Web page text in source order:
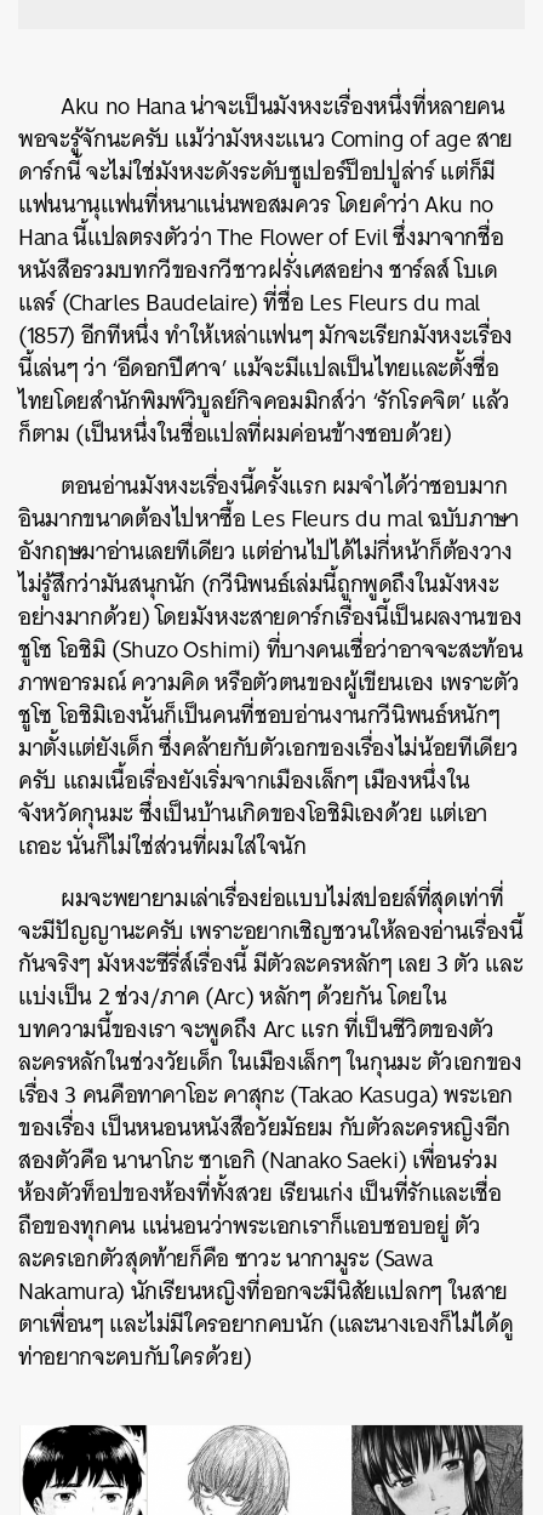
Aku no Hana น่าจะเป็นมังหงะเรื่องหนึ่งที่หลายคน
พอจะรู้จักนะครับ แม้ว่ามังหงะแนว Coming of age สาย
ดาร์กนี้ จะไม่ใช่มังหงะดังระดับซูเปอร์ป็อปปูล่าร์ แต่ก็มี
แฟนนานุแฟนที่หนาแน่นพอสมควร โดยคำว่า Aku no
Hana นี้แปลตรงตัวว่า The Flower of Evil ซึ่งมาจากชื่อ
หนังสือรวมบทกวีของกวีชาวฝรั่งเศสอย่าง ชาร์ลส์ โบเด
แลร์ (Charles Baudelaire) ที่ชื่อ Les Fleurs du mal
(1857) อีกทีหนึ่ง ทำให้เหล่าแฟนๆ มักจะเรียกมังหงะเรื่อง
นี้เล่นๆ ว่า ‘อีดอกปีศาจ’ แม้จะมีแปลเป็นไทยและตั้งชื่อ
ไทยโดยสำนักพิมพ์วิบูลย์กิจคอมมิกส์ว่า ‘รักโรคจิต’ แล้ว
ก็ตาม (เป็นหนึ่งในชื่อแปลที่ผมค่อนข้างชอบด้วย)
ตอนอ่านมังหงะเรื่องนี้ครั้งแรก ผมจำได้ว่าชอบมาก
อินมากขนาดต้องไปหาซื้อ Les Fleurs du mal ฉบับภาษา
อังกฤษมาอ่านเลยทีเดียว แต่อ่านไปได้ไม่กี่หน้าก็ต้องวาง
ไม่รู้สึกว่ามันสนุกนัก (กวีนิพนธ์เล่มนี้ถูกพูดถึงในมังหงะ
อย่างมากด้วย) โดยมังหงะสายดาร์กเรื่องนี้เป็นผลงานของ
ชูโซ โอชิมิ (Shuzo Oshimi) ที่บางคนเชื่อว่าอาจจะสะท้อน
ภาพอารมณ์ ความคิด หรือตัวตนของผู้เขียนเอง เพราะตัว
ชูโซ โอชิมิเองนั้นก็เป็นคนที่ชอบอ่านงานกวีนิพนธ์หนักๆ
มาตั้งแต่ยังเด็ก ซึ่งคล้ายกับตัวเอกของเรื่องไม่น้อยทีเดียว
ครับ แถมเนื้อเรื่องยังเริ่มจากเมืองเล็กๆ เมืองหนึ่งใน
จังหวัดกุนมะ ซึ่งเป็นบ้านเกิดของโอชิมิเองด้วย แต่เอา
เถอะ นั่นก็ไม่ใช่ส่วนที่ผมใส่ใจนัก
ผมจะพยายามเล่าเรื่องย่อแบบไม่สปอยล์ที่สุดเท่าที่
จะมีปัญญานะครับ เพราะอยากเชิญชวนให้ลองอ่านเรื่องนี้
กันจริงๆ มังหงะซีรี่ส์เรื่องนี้ มีตัวละครหลักๆ เลย 3 ตัว และ
แบ่งเป็น 2 ช่วง/ภาค (Arc) หลักๆ ด้วยกัน โดยใน
บทความนี้ของเรา จะพูดถึง Arc แรก ที่เป็นชีวิตของตัว
ละครหลักในช่วงวัยเด็ก ในเมืองเล็กๆ ในกุนมะ ตัวเอกของ
เรื่อง 3 คนคือทาคาโอะ คาสุกะ (Takao Kasuga) พระเอก
ของเรื่อง เป็นหนอนหนังสือวัยมัธยม กับตัวละครหญิงอีก
สองตัวคือ นานาโกะ ซาเอกิ (Nanako Saeki) เพื่อนร่วม
ห้องตัวท็อปของห้องที่ทั้งสวย เรียนเก่ง เป็นที่รักและเชื่อ
ถือของทุกคน แน่นอนว่าพระเอกเราก็แอบชอบอยู่ ตัว
ละครเอกตัวสุดท้ายก็คือ ซาวะ นากามูระ (Sawa
Nakamura) นักเรียนหญิงที่ออกจะมีนิสัยแปลกๆ ในสาย
ตาเพื่อนๆ และไม่มีใครอยากคบนัก (และนางเองก็ไม่ได้ดู
ท่าอยากจะคบกับใครด้วย)